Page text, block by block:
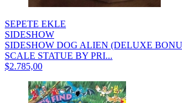
SEPETE EKLE
SIDESHOW
SIDESHOW DOG ALIEN (DELUXE
SCALE STATUE BY PRI...
$2.785,00